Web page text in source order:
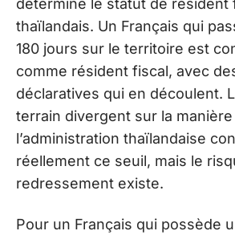
détermine le statut de résident
thaïlandais. Un Français qui
180 jours sur le territoire est
comme résident fiscal, avec
déclaratives qui en découlent.
terrain divergent sur la
l’administration thaïlandaise
réellement ce seuil, mais le
redressement existe.
Pour un Français qui possède